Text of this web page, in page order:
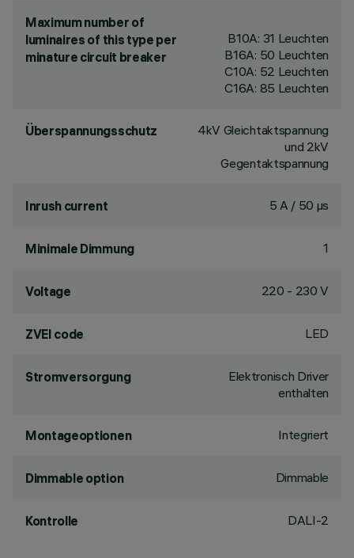
Maximum number of
luminaires of this type per
minature circuit breaker
B10A: 31 Leuchten
B16A: 50 Leuchten
C10A: 52 Leuchten
C16A: 85 Leuchten
Überspannungsschutz
4kV Gleichtaktspannung
und 2kV
Gegentaktspannung
Inrush current 5 A / 50 µs
Minimale Dimmung 1
Voltage 220 - 230 V
ZVEI code LED
Stromversorgung
Elektronisch Driver
enthalten
Montageoptionen Integriert
Dimmable option Dimmable
Kontrolle DALI-2